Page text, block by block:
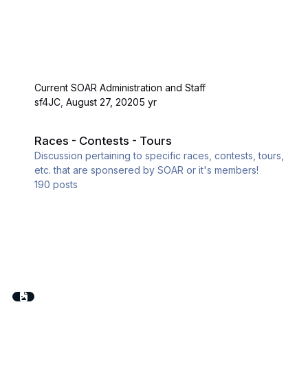
Current SOAR Administration and Staff
sf4JC ,August 27, 20205 yr
Races - Contests - Tours
Discussion pertaining to specific races, contests, tours,
etc. that are sponsered by SOAR or it's members!
190 posts